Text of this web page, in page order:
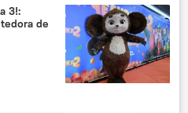
3!:
de